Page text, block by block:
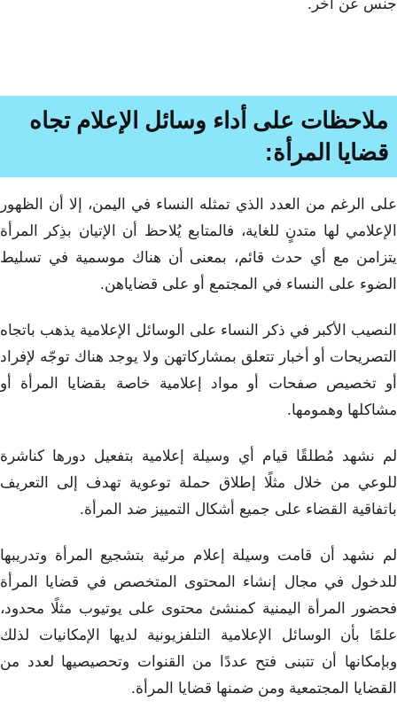
جنس عن آخر.
ملاحظات على أداء وسائل الإعلام تجاه
قضايا المرأة:
على الرغم من العدد الذي تمثله النساء في اليمن، إلا أن الظهور
الإعلامي لها متدنٍ للغاية، فالمتابع يُلاحظ أن الإتيان بذِكر المرأة
يتزامن مع أي حدث قائم، بمعنى أن هناك موسمية في تسليط
الضوء على النساء في المجتمع أو على قضاياهن.
النصيب الأكبر في ذكر النساء على الوسائل الإعلامية يذهب باتجاه
التصريحات أو أخبار تتعلق بمشاركاتهن ولا يوجد هناك توجّه لإفراد
أو تخصيص صفحات أو مواد إعلامية خاصة بقضايا المرأة أو
مشاكلها وهمومها.
لم نشهد مُطلقًا قيام أي وسيلة إعلامية بتفعيل دورها كناشرة
للوعي من خلال مثلًا إطلاق حملة توعوية تهدف إلى التعريف
باتفاقية القضاء على جميع أشكال التمييز ضد المرأة.
لم نشهد أن قامت وسيلة إعلام مرئية بتشجيع المرأة وتدريبها
للدخول في مجال إنشاء المحتوى المتخصص في قضايا المرأة
فحضور المرأة اليمنية كمنشئ محتوى على يوتيوب مثلًا محدود،
علمًا بأن الوسائل الإعلامية التلفزيونية لديها الإمكانيات لذلك
وبإمكانها أن تتبنى فتح عددًا من القنوات وتحصيصيها لعدد من
القضايا المجتمعية ومن ضمنها قضايا المرأة.